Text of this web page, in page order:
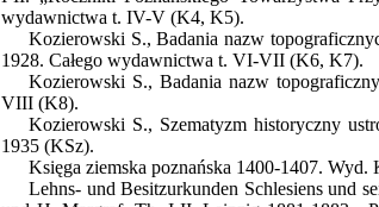
wydawnictwa t. IV-V (K4, K5).
Kozierowski S., Badania nazw
1928. Całego wydawnictwa t. VI-VII (K6, K7).
Kozierowski S., Badania nazw
VIII (K8).
Kozierowski S., Szematyzm historyczny
1935 (KSz).
Księga ziemska poznańska 1400-1407.
Lehns- und Besitzurkunden Schlesiens und